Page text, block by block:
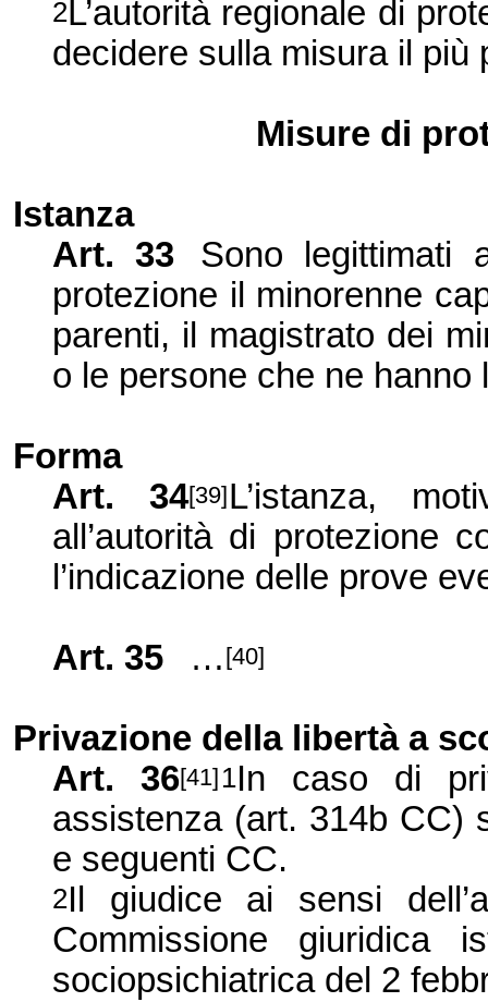
2L’autorità regionale di
decidere sulla misura il più
Misure di
Istanza
Art. 33
Sono legittimati
protezione il minorenne
parenti, il magistrato dei
o le persone che ne hanno
Forma
Art. 34[39]L’istanza,
all’autorità di protezione
l’indicazione delle prove
Art. 35 … [40]
Privazione della libertà a
Art. 36[41] 1In caso di
assistenza (art. 314b CC)
e seguenti CC.
2Il giudice ai sensi
Commissione giuridica
sociopsichiatrica del 2